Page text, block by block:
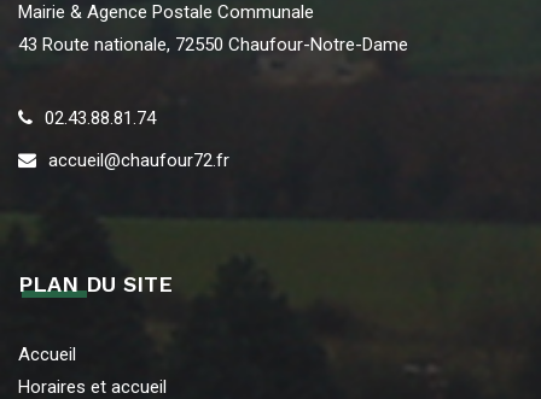
Mairie & Agence Postale Communale
43 Route nationale, 72550 Chaufour-Notre-Dame
02.43.88.81.74
accueil@chaufour72.fr
PLAN DU SITE
Accueil
Horaires et accueil